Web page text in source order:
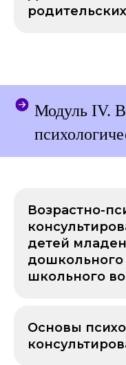
Модуль IV.
Возрастно-
детей
школьного
Основы
опыт и программы
онлайн-формат и
2003
5 734
11 003
выпускника (и
их число растет!)